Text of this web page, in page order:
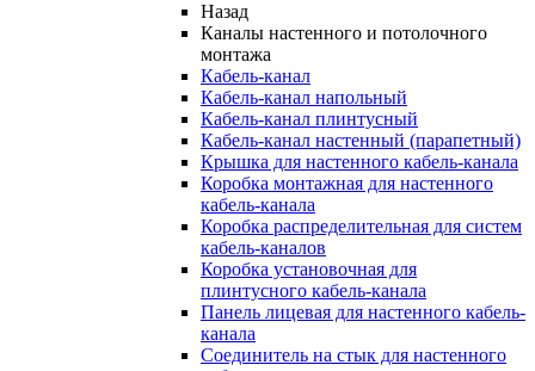
Назад
Каналы настенного и потолочного
монтажа
Кабель-канал
Кабель-канал напольный
Кабель-канал плинтусный
Кабель-канал настенный (парапетный)
Крышка для настенного кабель-канала
Коробка монтажная для настенного
кабель-канала
Коробка распределительная для систем
кабель-каналов
Коробка установочная для
плинтусного кабель-канала
Панель лицевая для настенного кабель-
канала
Соединитель на стык для настенного